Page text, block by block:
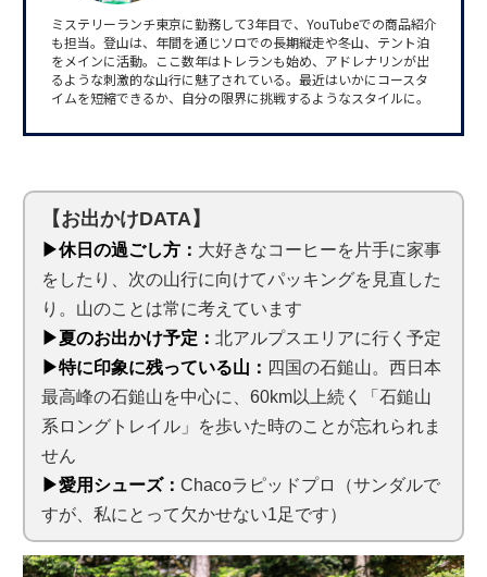
ミステリーランチ東京に勤務して3年目で、YouTubeでの商品紹介
も担当。登山は、年間を通じソロでの長期縦走や冬山、テント泊
をメインに活動。ここ数年はトレランも始め、アドレナリンが出
るような刺激的な山行に魅了されている。最近はいかにコースタ
イムを短縮できるか、自分の限界に挑戦するようなスタイルに。
【お出かけDATA】
▶休日の過ごし方： 大好きなコーヒーを片手に家事
をしたり、次の山行に向けてパッキングを見直した
り。山のことは常に考えています
▶夏のお出かけ予定：北アルプスエリアに行く予定
▶特に印象に残っている山： 四国の石鎚山。西日本
最高峰の石鎚山を中心に、60km以上続く「石鎚山
系ロングトレイル」を歩いた時のことが忘れられま
せん
▶愛用シューズ：Chacoラピッドプロ（サンダルで
すが、私にとって欠かせない1足です）